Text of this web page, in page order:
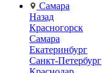
Самара
Назад
Красногорск
Самара
Екатеринбург
Санкт-Петербург